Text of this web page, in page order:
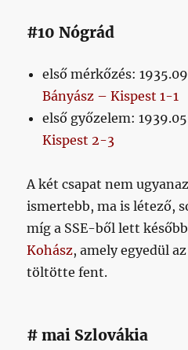
#10 Nógrád
első mérkőzés:
Bányász – Kispest 1-1
első győzelem:
Kispest 2-3
A két csapat nem
ismertebb, ma is létező,
míg a SSE-ből lett
Kohász, amely egyedül
töltötte fent.
# mai Szlovákia